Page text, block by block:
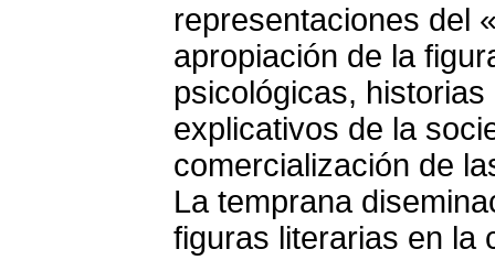
representaciones del
apropiación de la
psicológicas,
explicativos de la
comercialización de
La temprana
figuras literarias en la